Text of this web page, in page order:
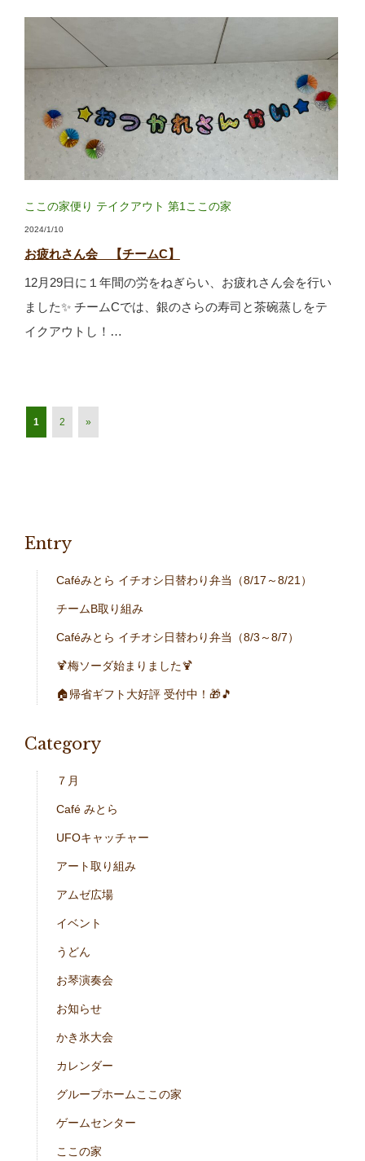
ここの家便り テイクアウト 第1ここの家
2024/1/10
お疲れさん会 【チームC】
12月29日に１年間の労をねぎらい、お疲れさん会を行い
ました✨ チームCでは、銀のさらの寿司と茶碗蒸しをテ
イクアウトし！…
1 2 »
Entry
Caféみとら イチオシ日替わり弁当（8/17～8/21）
チームB取り組み
Caféみとら イチオシ日替わり弁当（8/3～8/7）
🍹梅ソーダ始まりました🍹
🏠帰省ギフト大好評 受付中！🎁🎵
Category
７月
Café みとら
UFOキャッチャー
アート取り組み
アムゼ広場
イベント
うどん
お琴演奏会
お知らせ
かき氷大会
カレンダー
グループホームここの家
ゲームセンター
ここの家